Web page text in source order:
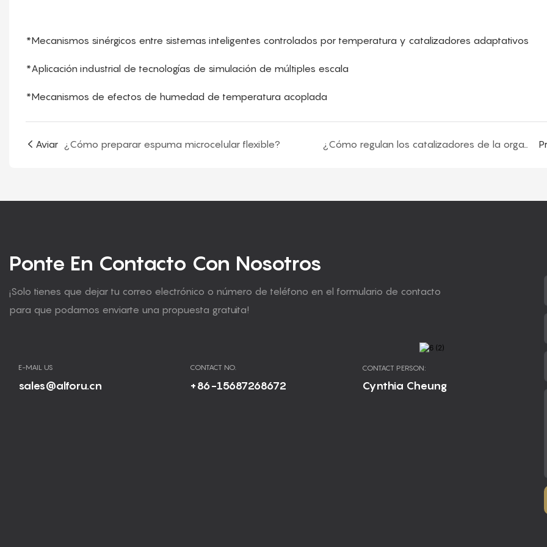
*Mecanismos sinérgicos entre sistemas inteligentes controlados por temperatura y catalizadores adaptativos
*Aplicación industrial de tecnologías de simulación de múltiples escala
*Mecanismos de efectos de humedad de temperatura acoplada
Aviar ¿Cómo preparar espuma microcelular flexible? ¿Cómo regulan los catalizadores de la organotina la espuma de la espuma de poliuretano flexible?
Ponte En Contacto Con Nosotros
¡Solo tienes que dejar tu correo electrónico o número de teléfono en el formulario de contacto
para que podamos enviarte una propuesta gratuita!
E-MAIL US
sales@alforu.cn
CONTACT NO.
+86-15687268672
CONTACT PERSON:
Cynthia Cheung